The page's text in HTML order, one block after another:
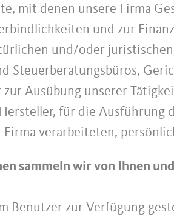
mit denen unsere Firma
und zur
und/oder
Steuerberatungsbüros,
Ausübung unserer
für die Ausführung
Firma verarbeiteten,
sammeln wir von Ihnen
Benutzer zur Verfügung